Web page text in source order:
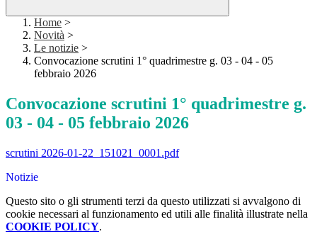
Home >
Novità >
Le notizie >
Convocazione scrutini 1° quadrimestre g. 03 - 04 - 05
febbraio 2026
Convocazione scrutini 1° quadrimestre g.
03 - 04 - 05 febbraio 2026
scrutini 2026-01-22_151021_0001.pdf
Notizie
Questo sito o gli strumenti terzi da questo utilizzati si avvalgono di
cookie necessari al funzionamento ed utili alle finalità illustrate nella
COOKIE POLICY.